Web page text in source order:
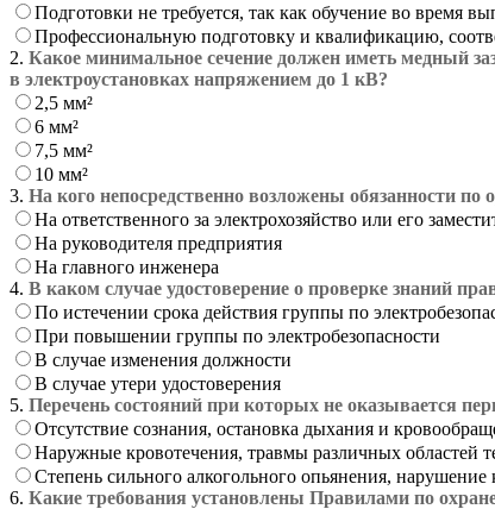
Подготовки не требуется, так как обучение во время
Профессиональную подготовку и квалификацию,
2. Какое минимальное сечение должен иметь медный
в электроустановках напряжением до 1 кВ?
2,5 мм²
6 мм²
7,5 мм²
10 мм²
3. На кого непосредственно возложены обязанности по
На ответственного за электрохозяйство или его
На руководителя предприятия
На главного инженера
4. В каком случае удостоверение о проверке знаний
По истечении срока действия группы по
При повышении группы по электробезопасности
В случае изменения должности
В случае утери удостоверения
5. Перечень состояний при которых не оказывается
Отсутствие сознания, остановка дыхания и
Наружные кровотечения, травмы различных областей
Степень сильного алкогольного опьянения, нарушение
6. Какие требования установлены Правилами по